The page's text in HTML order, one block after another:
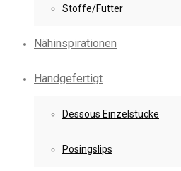
Stoffe/Futter
Nähinspirationen
Handgefertigt
Dessous Einzelstücke
Posingslips